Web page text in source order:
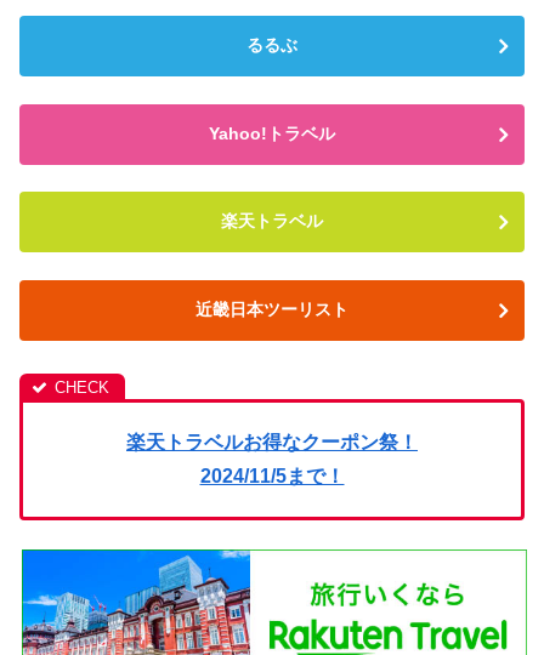
るるぶ
Yahoo!トラベル
楽天トラベル
近畿日本ツーリスト
楽天トラベルお得なクーポン祭！
2024/11/5まで！